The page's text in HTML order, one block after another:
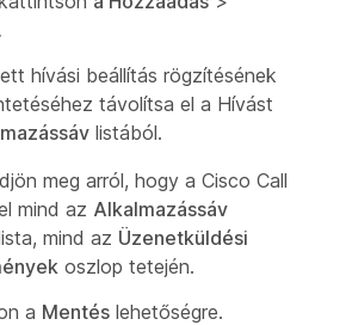
hívási beállítás rögzítésének
távolítsa el a Hívást
listából.
meg arról, hogy a Cisco Call
mind az Alkalmazássáv
mind az Üzenetküldési
oszlop tetején.
a Mentés lehetőségre.